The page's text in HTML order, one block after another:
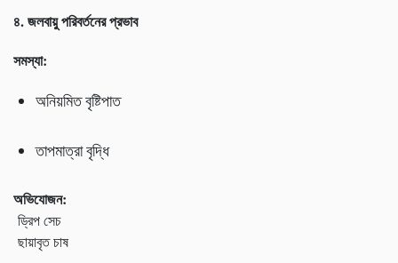
৪. জলবায়ু পরিবর্তনের প্রভাব
সমস্যা:
অনিয়মিত বৃষ্টিপাত
তাপমাত্রা বৃদ্ধি
অভিযোজন:
ড্রিপ সেচ
ছায়াবৃত চাষ